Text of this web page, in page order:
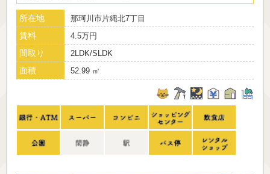
所在地 那珂川市片縄北7丁目
賃料 4.5万円
間取り 2LDK/SLDK
面積 52.99 ㎡